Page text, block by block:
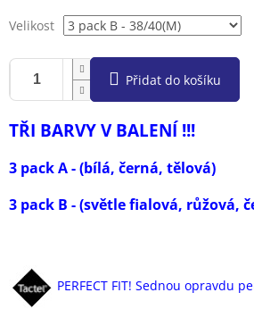
Velikost
Přidat do košíku
TŘI BARVY V BALENÍ !!!
3 pack A - (bílá, černá, tělová)
3 pack B - (světle fialová, růžová,
PERFECT FIT! Sednou opravdu